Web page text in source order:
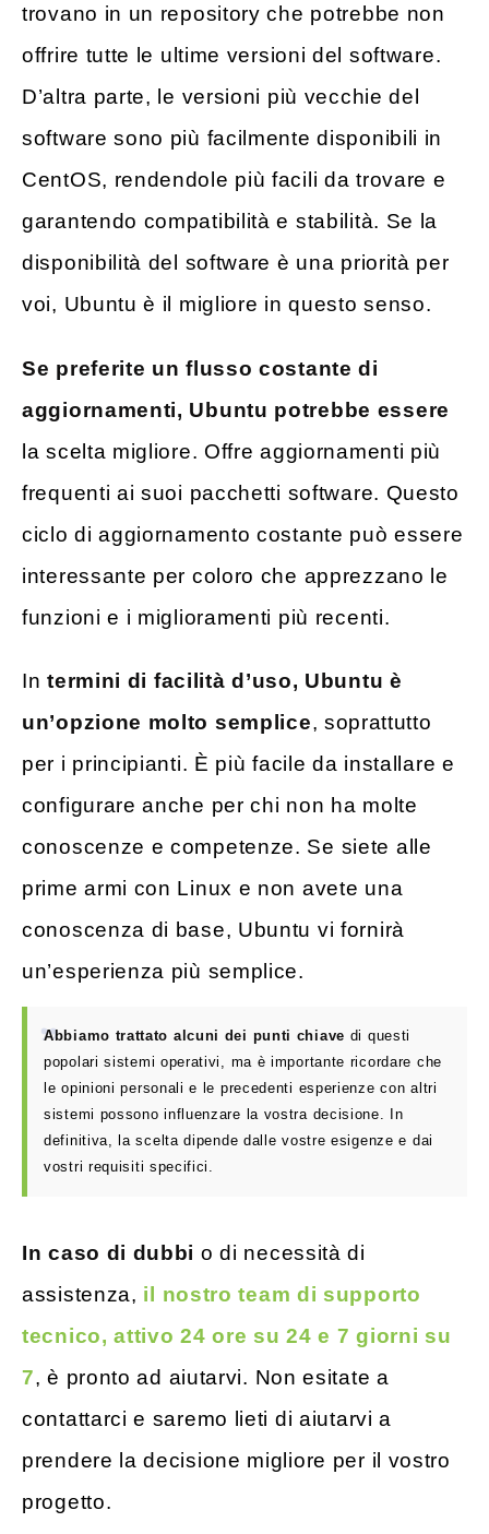
trovano in un repository che potrebbe non
offrire tutte le ultime versioni del software.
D’altra parte, le versioni più vecchie del
software sono più facilmente disponibili in
CentOS, rendendole più facili da trovare e
garantendo compatibilità e stabilità. Se la
disponibilità del software è una priorità per
voi, Ubuntu è il migliore in questo senso.
Se preferite un flusso costante di
aggiornamenti, Ubuntu potrebbe essere
la scelta migliore. Offre aggiornamenti più
frequenti ai suoi pacchetti software. Questo
ciclo di aggiornamento costante può essere
interessante per coloro che apprezzano le
funzioni e i miglioramenti più recenti.
Intermini di facilità d’uso, Ubuntu è
un’opzione molto semplice, soprattutto
per i principianti. È più facile da installare e
configurare anche per chi non ha molte
conoscenze e competenze. Se siete alle
prime armi con Linux e non avete una
conoscenza di base, Ubuntu vi fornirà
un’esperienza più semplice.
Abbiamo trattato alcuni dei punti chiave di questi
popolari sistemi operativi, ma è importante ricordare che
le opinioni personali e le precedenti esperienze con altri
sistemi possono influenzare la vostra decisione. In
definitiva, la scelta dipende dalle vostre esigenze e dai
vostri requisiti specifici.
In caso di dubbi o di necessità di
assistenza, il nostro team di supporto
tecnico, attivo 24 ore su 24 e 7 giorni su
7, è pronto ad aiutarvi. Non esitate a
contattarci e saremo lieti di aiutarvi a
prendere la decisione migliore per il vostro
progetto.